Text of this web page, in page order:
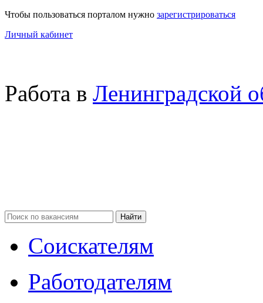
Чтобы пользоваться порталом нужно зарегистрироваться
Личный кабинет
Работа в Ленинградской
Соискателям
Работодателям